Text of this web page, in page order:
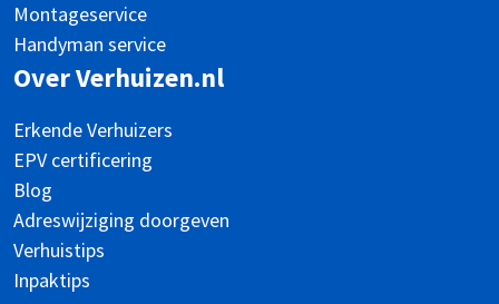
Montageservice
Handyman service
Over Verhuizen.nl
Erkende Verhuizers
EPV certificering
Blog
Adreswijziging doorgeven
Verhuistips
Inpaktips